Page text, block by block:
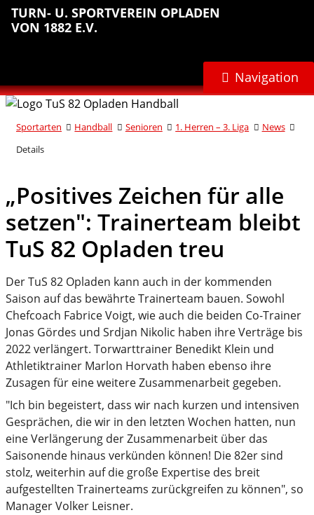
Sprungmarken
Inhalt
anspringen
Hauptnavigation
anspringen
Abteilungsnavigation
anspringen
Fußbereich
anspringen
TURN- U. SPORTVEREIN OPLADEN
VON 1882 E.V.
Navigation
Sportarten Handball Senioren 1. Herren – 3. Liga
News
Details
„Positives Zeichen für alle
setzen": Trainerteam bleibt
TuS 82 Opladen treu
Der TuS 82 Opladen kann auch in der kommenden
Saison auf das bewährte Trainerteam bauen. Sowohl
Chefcoach Fabrice Voigt, wie auch die beiden Co-Trainer
Jonas Gördes und Srdjan Nikolic haben ihre Verträge bis
2022 verlängert. Torwarttrainer Benedikt Klein und
Athletiktrainer Marlon Horvath haben ebenso ihre
Zusagen für eine weitere Zusammenarbeit gegeben.
"Ich bin begeistert, dass wir nach kurzen und intensiven
Gesprächen, die wir in den letzten Wochen hatten, nun
eine Verlängerung der Zusammenarbeit über das
Saisonende hinaus verkünden können! Die 82er sind
stolz, weiterhin auf die große Expertise des breit
aufgestellten Trainerteams zurückgreifen zu können", so
Manager Volker Leisner.